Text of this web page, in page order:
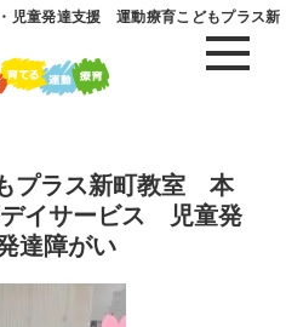
児童発達支援 運動療育こどもプラス新
プラス新町教室 本
イサービス 児童発
障がい